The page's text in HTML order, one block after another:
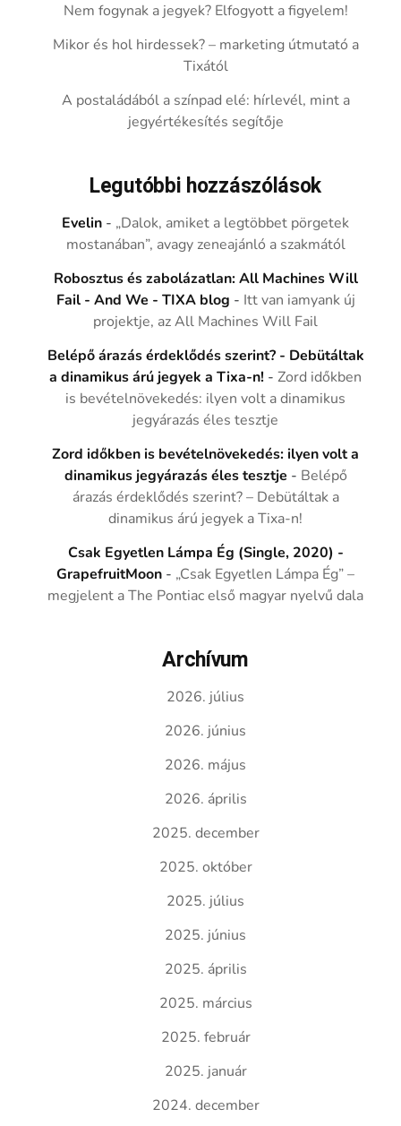
Nem fogynak a jegyek? Elfogyott a figyelem!
Mikor és hol hirdessek? – marketing útmutató a
Tixától
A postaládából a színpad elé: hírlevél, mint a
jegyértékesítés segítője
Legutóbbi hozzászólások
Evelin - „Dalok, amiket a legtöbbet pörgetek
mostanában”, avagy zeneajánló a szakmától
Robosztus és zabolázatlan: All Machines Will
Fail - And We - TIXA blog - Itt van iamyank új
projektje, az All Machines Will Fail
Belépő árazás érdeklődés szerint? - Debütáltak
a dinamikus árú jegyek a Tixa-n! -Zord időkben
is bevételnövekedés: ilyen volt a dinamikus
jegyárazás éles tesztje
Zord időkben is bevételnövekedés: ilyen volt a
dinamikus jegyárazás éles tesztje - Belépő
árazás érdeklődés szerint? – Debütáltak a
dinamikus árú jegyek a Tixa-n!
Csak Egyetlen Lámpa Ég (Single, 2020) -
GrapefruitMoon - „Csak Egyetlen Lámpa Ég” –
megjelent a The Pontiac első magyar nyelvű dala
Archívum
2026. július
2026. június
2026. május
2026. április
2025. december
2025. október
2025. július
2025. június
2025. április
2025. március
2025. február
2025. január
2024. december